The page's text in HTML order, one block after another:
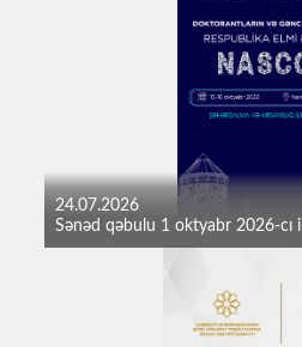
24.07.2026
Sənəd qəbulu 1 oktyabr 2026-cı